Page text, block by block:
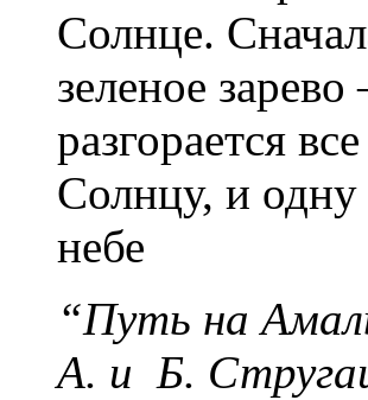
Солнце.
зеленое
разгорается
Солнцу, и одну
небе
“Путь на
А. и Б.